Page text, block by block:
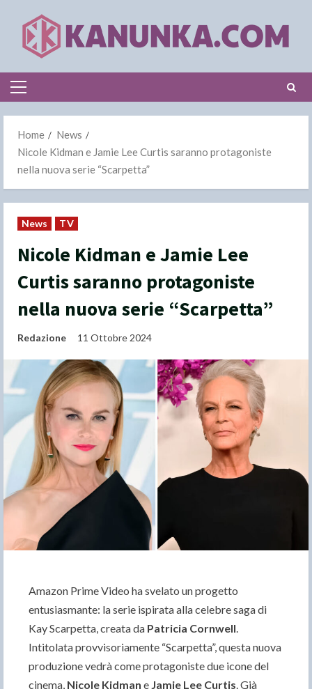
content
Primary
Home
News
Nicole Kidman e Jamie Lee Curtis saranno protagoniste
nella nuova serie “Scarpetta”
News TV
Nicole Kidman e Jamie Lee
Curtis saranno protagoniste
nella nuova serie “Scarpetta”
Redazione 11 Ottobre 2024
Amazon Prime Video ha svelato un progetto
entusiasmante: la serie ispirata alla celebre saga di
Kay Scarpetta, creata da Patricia Cornwell.
Intitolata provvisoriamente “Scarpetta”, questa nuova
produzione vedrà come protagoniste due icone del
cinema, Nicole Kidman e Jamie Lee Curtis. Già